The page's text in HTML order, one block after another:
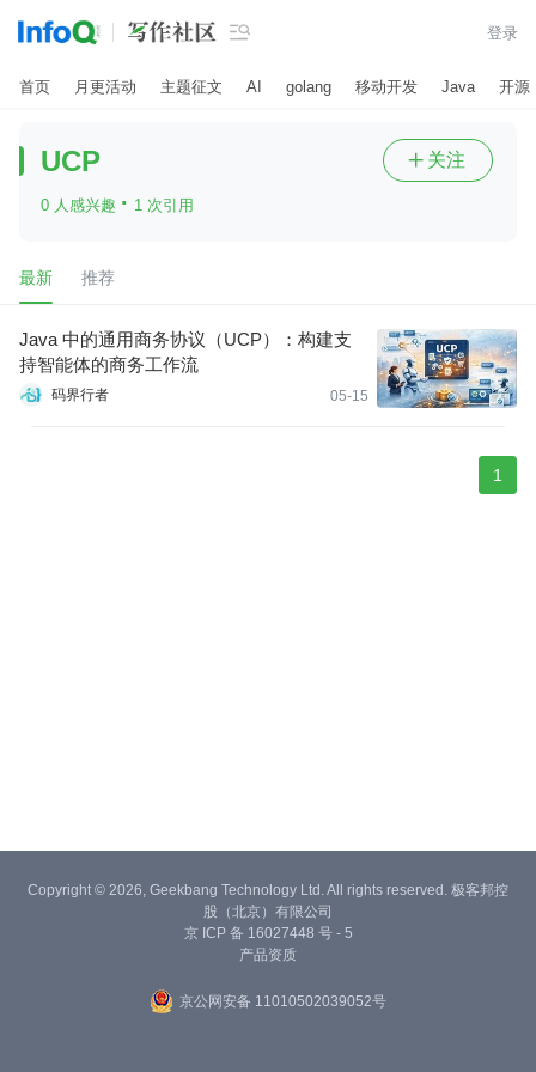
 登录
首页 月更活动 主题征文 AI golang 移动开发 Java 开源
UCP
0 人感兴趣 · 1 次引用
 关注
最新 推荐
Java 中的通用商务协议（UCP）：构建支
持智能体的商务工作流
码界行者 05-15
1
Copyright © 2026, Geekbang Technology Ltd. All rights reserved. 极客邦控
股（北京）有限公司
京 ICP 备 16027448 号 - 5
产品资质
京公网安备 11010502039052号